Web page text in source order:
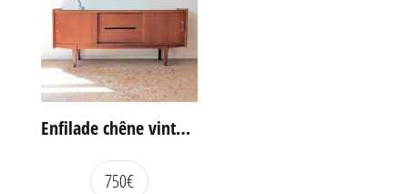
Enfilade chêne vintage portes coulissantes
750€